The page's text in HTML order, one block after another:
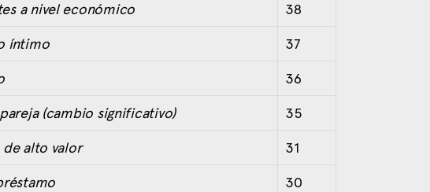
a nivel económico 38
íntimo 37
36
(cambio significativo) 35
alto valor 31
30